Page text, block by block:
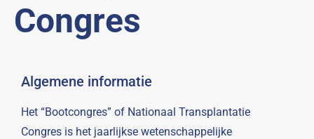
Congres
Algemene informatie
Het “Bootcongres” of Nationaal Transplantatie
Congres is het jaarlijkse wetenschappelijke